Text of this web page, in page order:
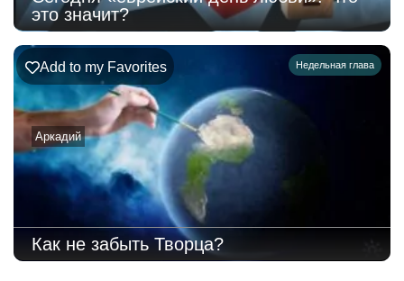
это значит?
Недельная глава
Аркадий
Add to my Favorites
Как не забыть Творца?